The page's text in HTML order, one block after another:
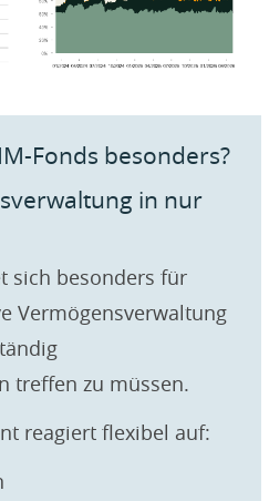
Fonds besonders?
in nur
sich besonders für
Vermögensverwaltung
treffen zu müssen.
reagiert flexibel auf: